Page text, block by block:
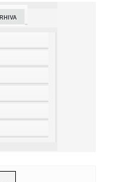
smo još koji gol, ali
prerasti u ozbiljnu
zadovoljan: Na